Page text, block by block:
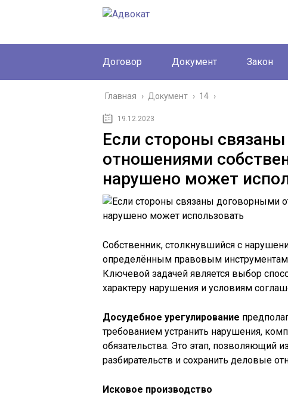
Договор Документ Закон
Главная › Документ › 14 ›
19.12.2023
Если стороны
отношениями
нарушено может
Собственник, столкнувшийся с
определённым правовым инструментам
Ключевой задачей является выбор
характеру нарушения и условиям
Досудебное урегулирование
требованием устранить нарушения,
обязательства. Это этап, позволяющий
разбирательств и сохранить деловые
Исковое производство